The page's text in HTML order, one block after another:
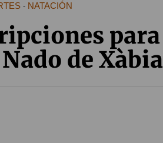
- NATACIÓN
de Xàbia